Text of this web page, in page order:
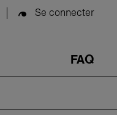
Se connecter
FAQ